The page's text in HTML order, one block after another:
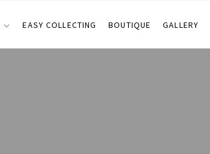
EASY COLLECTING BOUTIQUE GALLERY